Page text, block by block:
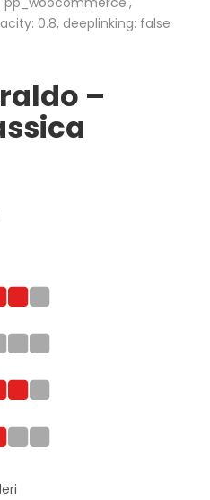
0.8, deeplinking: false
–